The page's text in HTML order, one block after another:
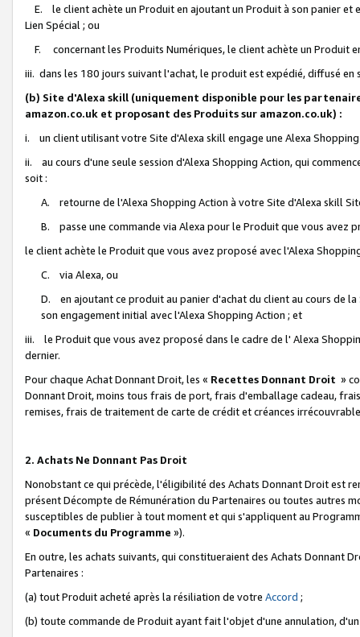
E. le client achète un Produit en ajoutant un Produit à son panier et
Lien Spécial ; ou
F. concernant les Produits Numériques, le client achète un Produit
iii. dans les 180 jours suivant l'achat, le produit est expédié, diffusé
(b) Site d'Alexa skill (uniquement disponible pour les
amazon.co.uk et proposant des Produits sur amazon.co.uk) :
i. un client utilisant votre Site d'Alexa skill engage une Alexa
ii. au cours d'une seule session d'Alexa Shopping Action, qui
soit :
A. retourne de l'Alexa Shopping Action à votre Site d'Alexa skill
B. passe une commande via Alexa pour le Produit que vous avez
le client achète le Produit que vous avez proposé avec l'Alexa
C. via Alexa, ou
D. en ajoutant ce produit au panier d'achat du client au cours de
son engagement initial avec l'Alexa Shopping Action ; et
iii. le Produit que vous avez proposé dans le cadre de l' Alexa
dernier.
Pour chaque Achat Donnant Droit, les « Recettes Donnant Droit »
Donnant Droit, moins tous frais de port, frais d'emballage cadeau,
remises, frais de traitement de carte de crédit et créances
2. Achats Ne Donnant Pas Droit
Nonobstant ce qui précède, l'éligibilité des Achats Donnant Droit est
présent Décompte de Rémunération du Partenaires ou toutes autres
susceptibles de publier à tout moment et qui s'appliquent au
« Documents du Programme »).
En outre, les achats suivants, qui constitueraient des Achats Donnant
Partenaires :
(a) tout Produit acheté après la résiliation de votre Accord ;
(b) toute commande de Produit ayant fait l'objet d'une annulation,